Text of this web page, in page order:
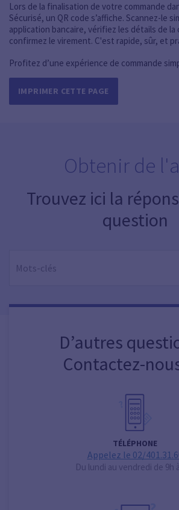
Lors de la finalisation de votre commande
Sécurisé, un QR code s’affiche. Scannez-le
application bancaire, vérifiez les détails de la
confirmez le virement. C'est rapide, sûr, et
Profitez d’une expérience de commande
IMPRIMER CETTE PAGE
Obtenir de
Trouvez ici la
question
D’autres
Contactez-
TÉLÉPHONE
Appelez le 02/
Du lundi au vendredi de 9h